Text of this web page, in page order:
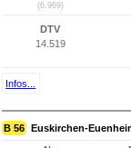
(6.969)
DTV
14.519
Infos...
B 56 Euskirchen-